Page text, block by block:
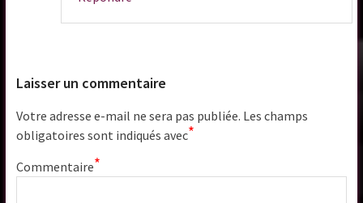
Laisser un commentaire
Votre adresse e-mail ne sera pas publiée. Les champs
obligatoires sont indiqués avec*
Commentaire*